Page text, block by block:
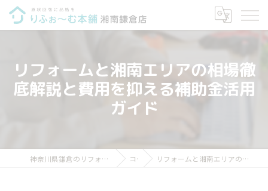
リフォームと湘南エリアの相場徹
底解説と費用を抑える補助金活用
ガイド
神奈川県鎌倉のリフォームならりふぉ～む本舗 湘南鎌倉店 コラム リフォームと湘南エリアの相場徹底解説と費用を抑える補助金活用ガイド